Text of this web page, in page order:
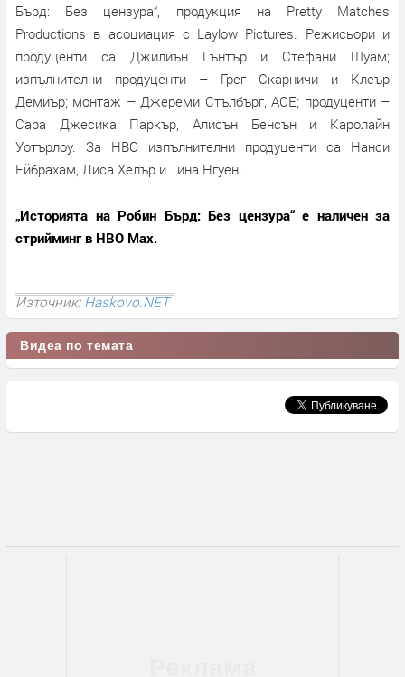
Бърд: Без цензура“, продукция на Pretty Matches
Productions в асоциация с Laylow Pictures. Режисьори и
продуценти са Джилиън Гънтър и Стефани Шуам;
изпълнителни продуценти – Грег Скарничи и Клеър
Демиър; монтаж – Джереми Стълбърг, ACE; продуценти –
Сара Джесика Паркър, Алисън Бенсън и Каролайн
Уотърлоу. За HBO изпълнителни продуценти са Нанси
Ейбрахам, Лиса Хелър и Тина Нгуен.
„Историята на Робин Бърд: Без цензура“ е наличен за
стрийминг в HBO Max.
Източник: Haskovo.NET
Видеа по темата